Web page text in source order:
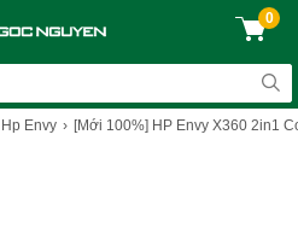
0
Hp Envy [Mới 100%] HP Envy X360 2in1